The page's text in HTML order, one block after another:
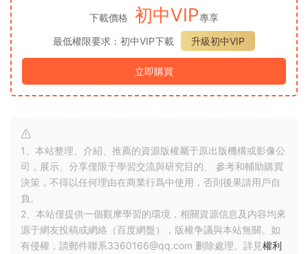
下載價格 初中VIP專享
最低權限要求：初中VIP下載
升級初中VIP
立即購買
1、本站整理、介紹、推薦的資源版權屬于原出版機構或影像公
司，展示、分享僅限于學習交流與研究目的、 參考和輔助購買
決策，不得以任何理由在商業行爲中使用，否則後果請用戶自
負。
2、本站僅提供一個觀摩學習的環境，相關資源信息及内容均來
源于網友投稿或網絡（百度網盤），版權争議與本站無關。如
有侵權，請郵件聯系3360166@qq.com 删除處理。詳見權利